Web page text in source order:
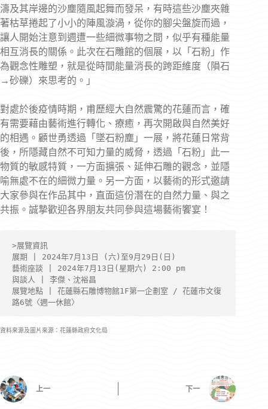
濤及其岸邊的沙塵隨風起舞而發呆，有時這些沙塵夾雜
著枯草捲起了小小的陣風漩渦，從你的腳尖盤旋而過，
讓人開始注意到週遭一些細微事物之間，似乎有種能量
相互消長的關係。此次在石雕館的個展，以「石粉」作
為觀念性雕塑，就是從時間能量消長的跨距維度（隕石
→砂礫）來思考的。」
對處於後疫情時期，甫歷經大自然震驚的花蓮而言，確
有需要藉由藝術進行轉化、療癒，再次開啟與自然美好
的相遇。顧世勇透過「墜石粉塵」一展，將花蓮日常背
後，所隱藏自然不可知力量的威脅，透過「石粉」此一
物質的敏感特質，一方面擴張、延伸石雕的觀念，並隱
喻無處不在的細微力量。另一方面，以藝術的形式邀請
大家參與在作品其中，直面這份潛在的自然力量、與之
共振。誠摯歡迎各界朋友共同參與這場藝術饗宴！
>展覽資訊
展期 | 2024年7月13日 (六)至9月29日(日)
藝術座談 | 2024年7月13日(星期六) 2:00 pm
與談人 | 李傑、沈裕昌
展覽地點 | 花蓮縣石雕博物館1F第一企劃室 / 花蓮市文復
路6號〈週一休館〉
資料來源及圖片來源：花蓮縣政府文化局
上一 下一